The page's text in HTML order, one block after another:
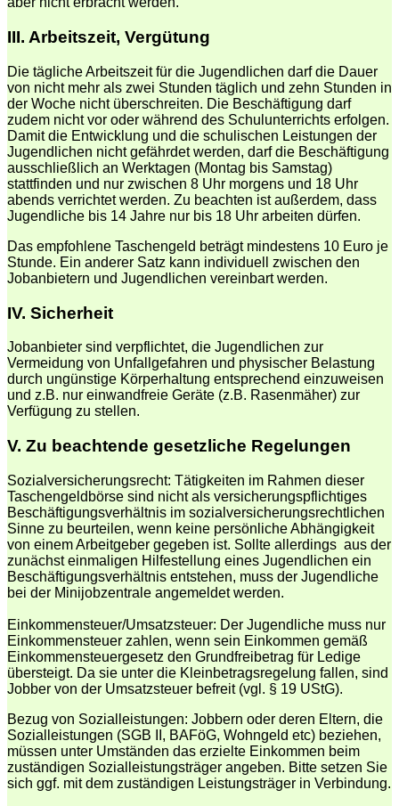
III. Arbeitszeit, Vergütung
Die tägliche Arbeitszeit für die Jugendlichen darf die Dauer
von nicht mehr als zwei Stunden täglich und zehn Stunden in
der Woche nicht überschreiten. Die Beschäftigung darf
zudem nicht vor oder während des Schulunterrichts erfolgen.
Damit die Entwicklung und die schulischen Leistungen der
Jugendlichen nicht gefährdet werden, darf die Beschäftigung
ausschließlich an Werktagen (Montag bis Samstag)
stattfinden und nur zwischen 8 Uhr morgens und 18 Uhr
abends verrichtet werden. Zu beachten ist außerdem, dass
Jugendliche bis 14 Jahre nur bis 18 Uhr arbeiten dürfen.
Das empfohlene Taschengeld beträgt mindestens 10 Euro je
Stunde. Ein anderer Satz kann individuell zwischen den
Jobanbietern und Jugendlichen vereinbart werden.
IV. Sicherheit
Jobanbieter sind verpflichtet, die Jugendlichen zur
Vermeidung von Unfallgefahren und physischer Belastung
durch ungünstige Körperhaltung entsprechend einzuweisen
und z.B. nur einwandfreie Geräte (z.B. Rasenmäher) zur
Verfügung zu stellen.
V. Zu beachtende gesetzliche Regelungen
Sozialversicherungsrecht: Tätigkeiten im Rahmen dieser
Taschengeldbörse sind nicht als versicherungspflichtiges
Beschäftigungsverhältnis im sozialversicherungsrechtlichen
Sinne zu beurteilen, wenn keine persönliche Abhängigkeit
von einem Arbeitgeber gegeben ist. Sollte allerdings aus der
zunächst einmaligen Hilfestellung eines Jugendlichen ein
Beschäftigungsverhältnis entstehen, muss der Jugendliche
bei der Minijobzentrale angemeldet werden.
Einkommensteuer/Umsatzsteuer: Der Jugendliche muss nur
Einkommensteuer zahlen, wenn sein Einkommen gemäß
Einkommensteuergesetz den Grundfreibetrag für Ledige
übersteigt. Da sie unter die Kleinbetragsregelung fallen, sind
Jobber von der Umsatzsteuer befreit (vgl. § 19 UStG).
Bezug von Sozialleistungen: Jobbern oder deren Eltern, die
Sozialleistungen (SGB II, BAFöG, Wohngeld etc) beziehen,
müssen unter Umständen das erzielte Einkommen beim
zuständigen Sozialleistungsträger angeben. Bitte setzen Sie
sich ggf. mit dem zuständigen Leistungsträger in Verbindung.